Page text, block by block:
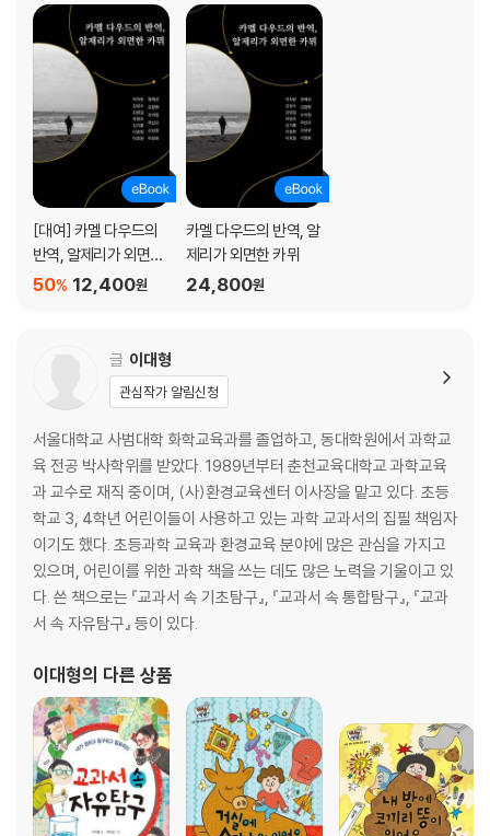
[대여] 카멜 다우드의
반역, 알제리가 외면한
카뮈
12,400원
50%
카멜 다우드의 반역, 알
제리가 외면한 카뮈
24,800원
글 이대형
관심작가 알림신청
서울대학교 사범대학 화학교육과를 졸업하고, 동대학원에서 과학교
육 전공 박사학위를 받았다. 1989년부터 춘천교육대학교 과학교육
과 교수로 재직 중이며, (사)환경교육센터 이사장을 맡고 있다. 초등
학교 3, 4학년 어린이들이 사용하고 있는 과학 교과서의 집필 책임자
이기도 했다. 초등과학 교육과 환경교육 분야에 많은 관심을 가지고
있으며, 어린이를 위한 과학 책을 쓰는 데도 많은 노력을 기울이고 있
다. 쓴 책으로는 『교과서 속 기초탐구』, 『교과서 속 통합탐구』, 『교과
서 속 자유탐구』 등이 있다.
이대형의 다른 상품